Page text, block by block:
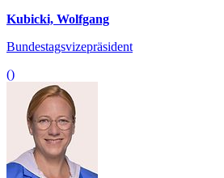
Kubicki, Wolfgang
Bundestagsvizepräsident
()